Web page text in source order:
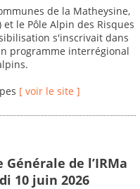
de la Matheysine,
le Pôle Alpin des Risques
s'inscrivait dans
programme interrégional
[ voir le site ]
Générale de l’IRMa
10 juin 2026